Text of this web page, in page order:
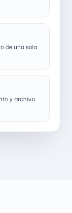
de una sola
y archivo